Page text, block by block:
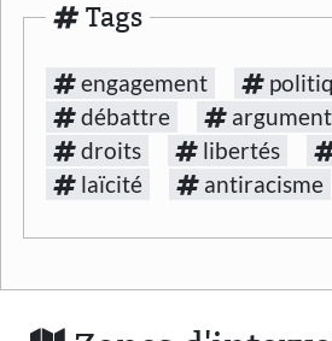
Tags
engagement
débattre
droits
libertés
laïcité
antiracisme